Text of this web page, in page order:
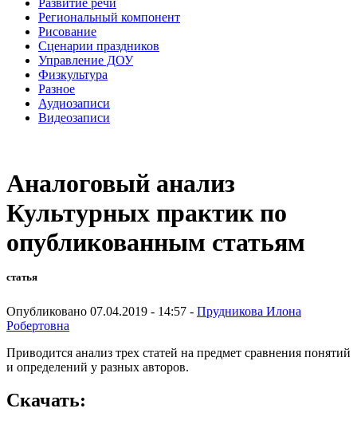
Региональный компонент
Рисование
Сценарии праздников
Управление ДОУ
Физкультура
Разное
Аудиозаписи
Видеозаписи
Аналоговый анализ
Культурных практик по
опубликованным статьям
статья
Опубликовано 07.04.2019 - 14:57 - Прудникова Илона
Робертовна
Приводится анализ трех статей на предмет сравнения понятий
и определений у разных авторов.
Скачать: